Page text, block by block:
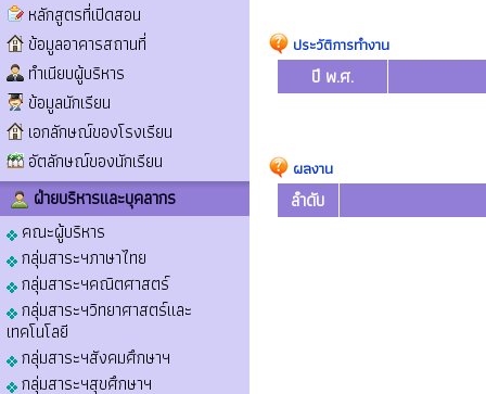
หลักสูตรที่เปิดสอน
ข้อมูลอาคารสถานที่
ทำเนียบผู้บริหาร
ข้อมูลนักเรียน
เอกลักษณ์ของโรงเรียน
อัตลักษณ์ของนักเรียน
ฝ่ายบริหารและบุคลากร
คณะผู้บริหาร
กลุ่มสาระฯภาษาไทย
กลุ่มสาระฯคณิตศาสตร์
กลุ่มสาระฯวิทยาศาสตร์และ
เทคโนโลยี
กลุ่มสาระฯสังคมศึกษาฯ
กลุ่มสาระฯสุขศึกษาฯ
ประวัติการทำงาน
ปี พ.ศ.
ผลงาน
ลำดับ